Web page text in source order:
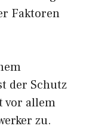
Faktoren
der Schutz
vor allem
zu.